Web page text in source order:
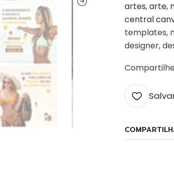
artes, arte,
central
templates,
designer,